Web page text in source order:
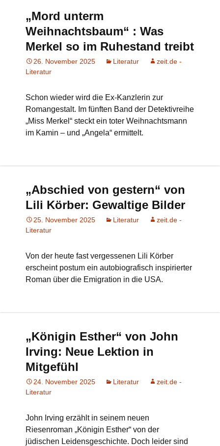
„Mord unterm
Weihnachtsbaum“ : Was
Merkel so im Ruhestand treibt
26. November 2025 Literatur
zeit.de -
Literatur
Schon wieder wird die Ex-Kanzlerin zur
Romangestalt. Im fünften Band der Detektivreihe
„Miss Merkel“ steckt ein toter Weihnachtsmann
im Kamin – und „Angela“ ermittelt.
„Abschied von gestern“ von
Lili Körber: Gewaltige Bilder
25. November 2025 Literatur
zeit.de -
Literatur
Von der heute fast vergessenen Lili Körber
erscheint postum ein autobiografisch inspirierter
Roman über die Emigration in die USA.
„Königin Esther“ von John
Irving: Neue Lektion in
Mitgefühl
24. November 2025 Literatur
zeit.de -
Literatur
John Irving erzählt in seinem neuen
Riesenroman „Königin Esther“ von der
jüdischen Leidensgeschichte. Doch leider sind